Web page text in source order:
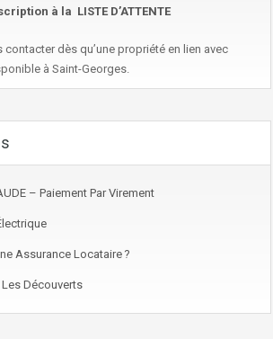
à la LISTE D’ATTENTE
dès qu’une propriété en lien avec
à Saint-Georges.
– Paiement Par Virement
Assurance Locataire ?
Découverts